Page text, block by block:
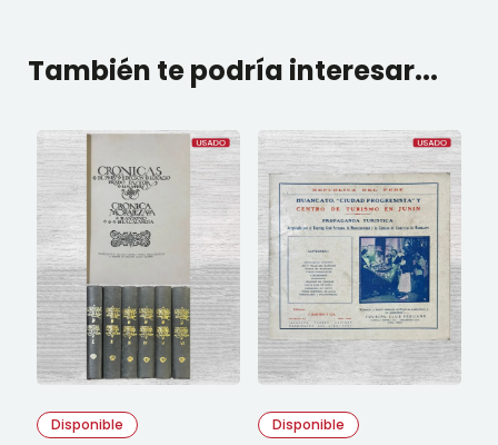
También te podría interesar...
Disponible Disponible